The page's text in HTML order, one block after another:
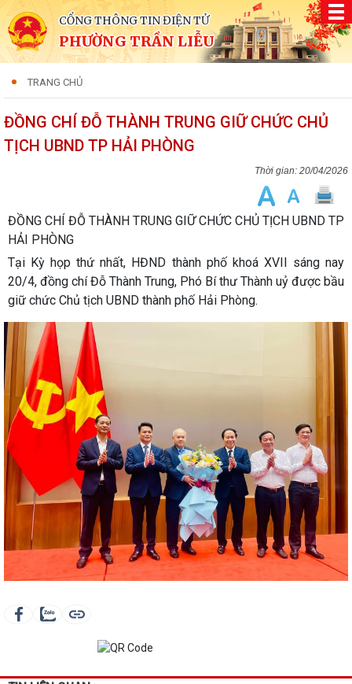
CỔNG THÔNG TIN ĐIỆN TỬ
PHƯỜNG TRẦN LIỄU
TRANG CHỦ
ĐỒNG CHÍ ĐỖ THÀNH TRUNG GIỮ CHỨC CHỦ
TỊCH UBND TP HẢI PHÒNG
20/04/2026
ĐỒNG CHÍ ĐỖ THÀNH TRUNG GIỮ CHỨC CHỦ TỊCH UBND TP
HẢI PHÒNG
Tại Kỳ họp thứ nhất, HĐND thành phố khoá XVII sáng nay
20/4, đồng chí Đỗ Thành Trung, Phó Bí thư Thành uỷ được bầu
giữ chức Chủ tịch UBND thành phố Hải Phòng.